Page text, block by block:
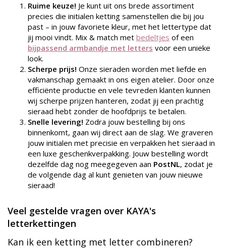
Ruime keuze! Je kunt uit ons brede assortiment
precies die initialen ketting samenstellen die bij jou
past – in jouw favoriete kleur, met het lettertype dat
jij mooi vindt. Mix & match met bedeltjes of een
bijpassend armbandje met letters voor een unieke
look.
Scherpe prijs! Onze sieraden worden met liefde en
vakmanschap gemaakt in ons eigen atelier. Door onze
efficiënte productie en vele tevreden klanten kunnen
wij scherpe prijzen hanteren, zodat jij een prachtig
sieraad hebt zonder de hoofdprijs te betalen.
Snelle levering! Zodra jouw bestelling bij ons
binnenkomt, gaan wij direct aan de slag. We graveren
jouw initialen met precisie en verpakken het sieraad in
een luxe geschenkverpakking. Jouw bestelling wordt
dezelfde dag nog meegegeven aan PostNL, zodat je
de volgende dag al kunt genieten van jouw nieuwe
sieraad!
Veel gestelde vragen over KAYA's
letterkettingen
Kan ik een ketting met letter combineren?